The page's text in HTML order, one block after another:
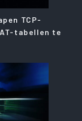
TCP-
tabellen te